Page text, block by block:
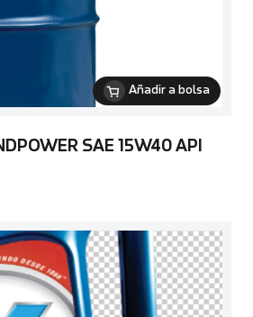
Añadir a bolsa
SAE 15W40 API